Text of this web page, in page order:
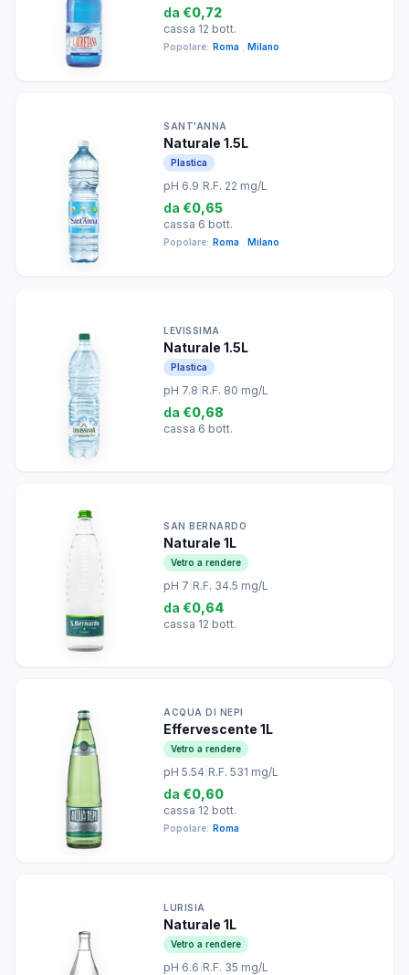
da €0,72
cassa 12 bott.
Popolare: Roma Milano
SANT'ANNA
Naturale 1.5L
Plastica
pH 6.9 R.F. 22 mg/L
da €0,65
cassa 6 bott.
Popolare: Roma Milano
LEVISSIMA
Naturale 1.5L
Plastica
pH 7.8 R.F. 80 mg/L
da €0,68
cassa 6 bott.
SAN BERNARDO
Naturale 1L
Vetro a rendere
pH 7 R.F. 34.5 mg/L
da €0,64
cassa 12 bott.
ACQUA DI NEPI
Effervescente 1L
Vetro a rendere
pH 5.54 R.F. 531 mg/L
da €0,60
cassa 12 bott.
Popolare: Roma
LURISIA
Naturale 1L
Vetro a rendere
pH 6.6 R.F. 35 mg/L